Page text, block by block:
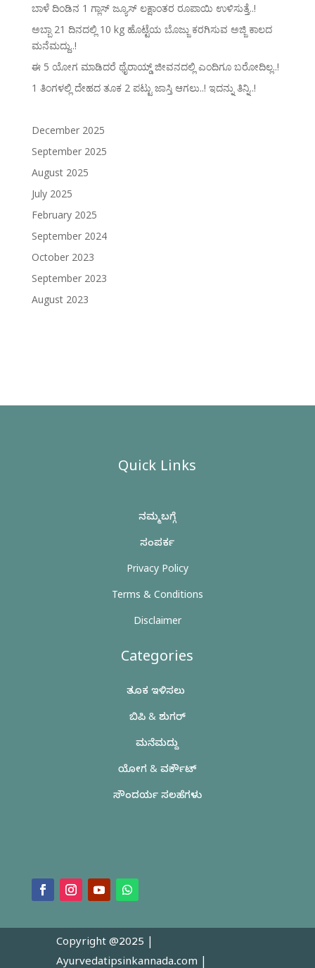
ಬಾಳೆ ದಿಂಡಿನ 1 ಗ್ಲಾಸ್ ಜ್ಯೂಸ್ ಲಕ್ಷಾಂತರ ರೂಪಾಯಿ ಉಳಿಸುತ್ತೆ..!
ಅಬ್ಬಾ 21 ದಿನದಲ್ಲಿ 10 kg ಹೊಟ್ಟೆಯ ಬೊಜ್ಜು ಕರಗಿಸುವ ಅಜ್ಜಿ ಕಾಲದ
ಮನೆಮದ್ದು..!
ಈ 5 ಯೋಗ ಮಾಡಿದರೆ ಥೈರಾಯ್ಡ್‌ ಜೀವನದಲ್ಲಿ ಎಂದಿಗೂ ಬರೋದಿಲ್ಲ..!
1 ತಿಂಗಳಲ್ಲಿ ದೇಹದ ತೂಕ 2 ಪಟ್ಟು ಜಾಸ್ತಿ ಆಗಲು..! ಇದನ್ನು ತಿನ್ನಿ..!
December 2025
September 2025
August 2025
July 2025
February 2025
September 2024
October 2023
September 2023
August 2023
Quick Links
ನಮ್ಮ ಬಗ್ಗೆ
ಸಂಪರ್ಕ
Privacy Policy
Terms & Conditions
Disclaimer
Categories
ತೂಕ ಇಳಿಸಲು
ಬಿಪಿ & ಶುಗರ್
ಮನೆಮದ್ದು
ಯೋಗ & ವರ್ಕೌಟ್
ಸೌಂದರ್ಯ ಸಲಹೆಗಳು
Copyright @2025 |
Ayurvedatipsinkannada.com